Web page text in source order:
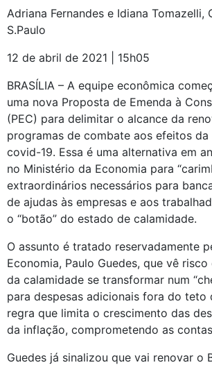
Adriana Fernandes e Idiana Tomazelli,
S.Paulo
12 de abril de 2021 | 15h05
BRASÍLIA – A equipe econômica
uma nova Proposta de Emenda à
(PEC) para delimitar o alcance da
programas de combate aos efeitos da
covid-19. Essa é uma alternativa em
no Ministério da Economia para
extraordinários necessários para
de ajudas às empresas e aos
o “botão” do estado de calamidade.
O assunto é tratado reservadamente
Economia, Paulo Guedes, que vê
da calamidade se transformar num
para despesas adicionais fora do teto
regra que limita o crescimento das
da inflação, comprometendo as
Guedes já sinalizou que vai renovar o